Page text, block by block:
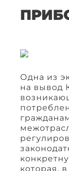
Одна из
на вывод
которая,